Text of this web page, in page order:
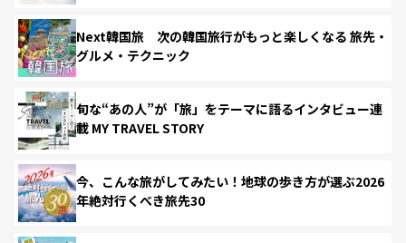
Next韓国旅 次の韓国旅行がもっと楽しくなる 旅先・
グルメ・テクニック
旬な“あの人”が「旅」をテーマに語るインタビュー連
載 MY TRAVEL STORY
今、こんな旅がしてみたい！地球の歩き方が選ぶ2026
年絶対行くべき旅先30